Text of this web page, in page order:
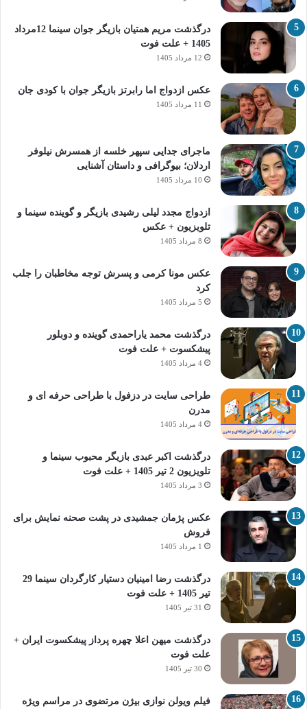
درگذشت مریم همتیان بازیگر جوان سینما 12مرداد
1405 + علت فوت
12 مرداد 1405
عکس ازدواج اما رابرتز بازیگر جوان با کودی جان
11 مرداد 1405
ماجرای جدایی سپهر خلسه از همسرش نیلوفر
اردلان؛ بیوگرافی و داستان آشنایی
10 مرداد 1405
ازدواج مجدد لیلی رشیدی بازیگر و گوینده سینما و
تلویزیون + عکس
8 مرداد 1405
عکس مونا کرمی و پسرش توجه مخاطبان را جلب
کرد
5 مرداد 1405
درگذشت محمد یاراحمدی گوینده و دوبلور
پیشکسوت + علت فوت
4 مرداد 1405
طراحی سایت در دزفول با طراحی حرفه‌ ای و
مدرن
4 مرداد 1405
درگذشت اکبر عبدی بازیگر محبوب سینما و
تلویزیون 2 تیر 1405 + علت فوت
3 مرداد 1405
عکس پژمان جمشیدی در پشت صحنه نمایش برای
فروش
1 مرداد 1405
درگذشت رضا امینیان دستیار کارگردان سینما 29
تیر 1405 + علت فوت
31 تیر 1405
درگذشت میهن اعلا چهره پرداز پیشکسوت ایران +
علت فوت
30 تیر 1405
فیلم ویولن نوازی بیژن مرتضوی در مراسم ویژه